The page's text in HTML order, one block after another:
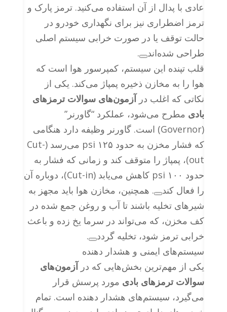
عادی با پدال از آن استفاده می‌کنید. ترمز پارک و
ترمز اضطراری نیز برای نگهداری خودرو در
حالت توقف یا در صورت خرابی سیستم اصلی
طراحی شده‌اند
.
قلب تپنده این سیستم، کمپرسور هوا است که
هوا را به مخازن ذخیره پمپاژ می‌کند. یکی از
نکاتی که اغلب درآزمون‌های سوالات ترمزهای
بادی مطرح می‌شود، عملکرد “گاورنر”
(Governor) است. گاورنر وظیفه دارد هنگامی
که فشار مخزن به حدود ۱۲۵ psi می‌رسد (Cut-
out)، پمپاژ را متوقف کند و زمانی که فشار به
حدود ۱۰۰ psi کاهش می‌یابد (Cut-in)، دوباره آن
را فعال کند
. همچنین، مخازن هوا باید مجهز به
شیرهای تخلیه باشند تا آب و روغن جمع شده در
کف مخزن، که می‌تواند در سرما یخ زده و باعث
خرابی ترمز شود، تخلیه گردد
.
سیستم‌های ایمنی و هشدار دهنده
یکی از مهم‌ترین بخش‌هایی که درآزمون‌های
سوالات ترمزهای بادی مورد پرسش قرار
می‌گیرد، سیستم‌های هشدار دهنده است. تمام